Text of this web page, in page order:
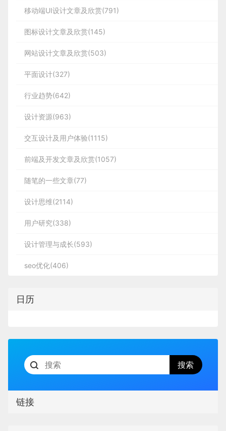
移动端UI设计文章及欣赏(791)
图标设计文章及欣赏(145)
网站设计文章及欣赏(503)
平面设计(327)
行业趋势(642)
设计资源(963)
交互设计及用户体验(1115)
前端及开发文章及欣赏(1057)
随笔的一些文章(77)
设计思维(2114)
用户研究(338)
设计管理与成长(593)
seo优化(406)
日历
链接